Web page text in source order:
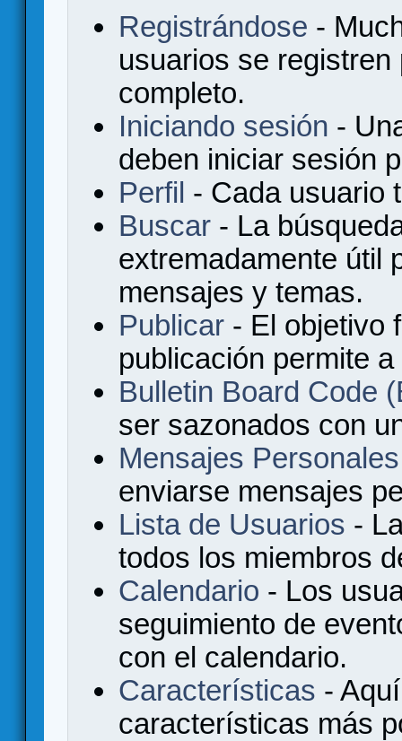
Registrándose -
usuarios se
completo.
Iniciando sesión -
deben iniciar sesión
Perfil - Cada usuario
Buscar - La
extremadamente útil
mensajes y temas.
Publicar - El objetivo
publicación permite
Bulletin Board Code
ser sazonados con
Mensajes Personales
enviarse mensajes
Lista de Usuarios -
todos los miembros
Calendario - Los
seguimiento de
con el calendario.
Características -
características más